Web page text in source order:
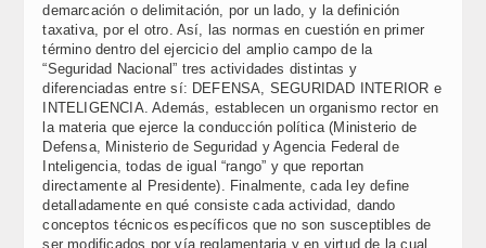
demarcación o delimitación, por un lado, y la definición
taxativa, por el otro. Así, las normas en cuestión en primer
término dentro del ejercicio del amplio campo de la
“Seguridad Nacional” tres actividades distintas y
diferenciadas entre sí: DEFENSA, SEGURIDAD INTERIOR e
INTELIGENCIA. Además, establecen un organismo rector en
la materia que ejerce la conducción política (Ministerio de
Defensa, Ministerio de Seguridad y Agencia Federal de
Inteligencia, todas de igual “rango” y que reportan
directamente al Presidente). Finalmente, cada ley define
detalladamente en qué consiste cada actividad, dando
conceptos técnicos específicos que no son susceptibles de
ser modificados por vía reglamentaria y en virtud de la cual